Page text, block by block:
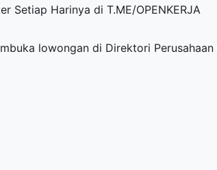
Setiap Harinya diT.ME/OPENKERJA
lowongan di Direktori Perusahaan